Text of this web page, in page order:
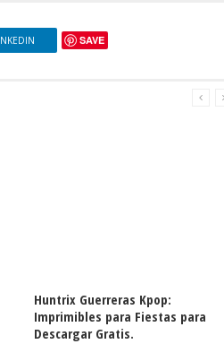
SAVE
Huntrix Guerreras Kpop:
Imprimibles para Fiestas para
Descargar Gratis.